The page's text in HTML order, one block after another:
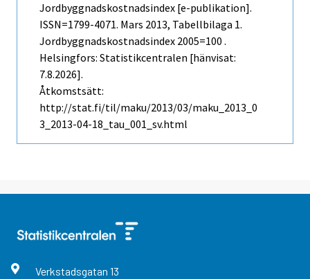
Jordbyggnadskostnadsindex [e-publikation].
ISSN=1799-4071. Mars 2013, Tabellbilaga 1.
Jordbyggnadskostnadsindex 2005=100 .
Helsingfors: Statistikcentralen [hänvisat:
7.8.2026].
Åtkomstsätt:
http://stat.fi/til/maku/2013/03/maku_2013_0
3_2013-04-18_tau_001_sv.html
Verkstadsgatan 13